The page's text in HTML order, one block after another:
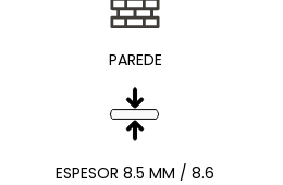
PAREDE
ESPESOR 8.5 MM / 8.6